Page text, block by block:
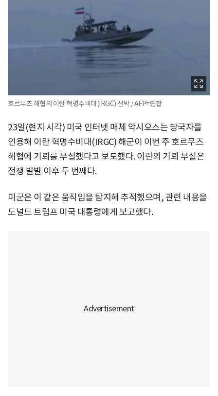
호르무즈 해협의 이란 혁명수비대(IRGC) 선박 / AFP=연합
23일(현지 시각) 미국 인터넷 매체 악시오스는 당국자를
인용해 이란 혁명수비대(IRGC) 해군이 이번 주 호르무즈
해협에 기뢰를 부설했다고 보도했다. 이란의 기뢰 부설은
전쟁 발발 이후 두 번째다.
미군은 이 같은 움직임을 탐지해 추적했으며, 관련 내용을
도널드 트럼프 미국 대통령에게 보고했다.